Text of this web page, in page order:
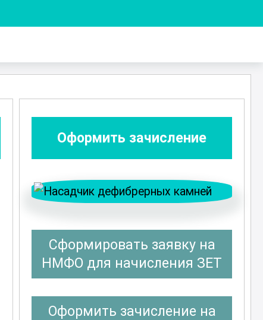
Оформить зачисление
Сформировать заявку на
НМФО для начисления ЗЕТ
Оформить зачисление на